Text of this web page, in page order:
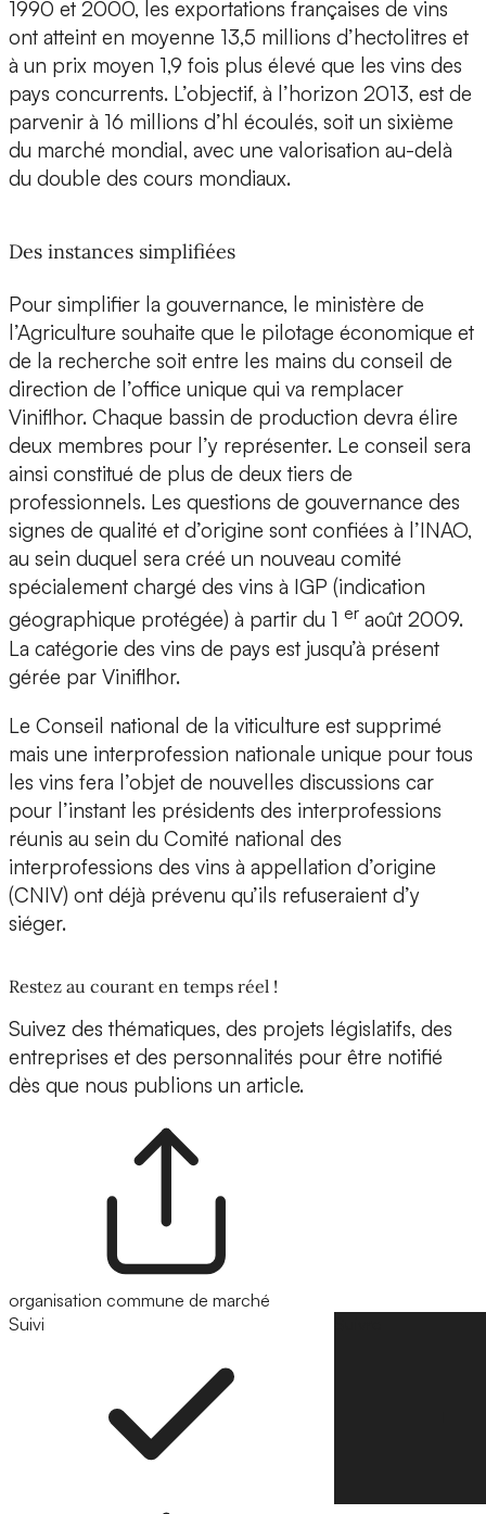
1990 et 2000, les exportations françaises de vins
ont atteint en moyenne 13,5 millions d’hectolitres et
à un prix moyen 1,9 fois plus élevé que les vins des
pays concurrents. L’objectif, à l’horizon 2013, est de
parvenir à 16 millions d’hl écoulés, soit un sixième
du marché mondial, avec une valorisation au-delà
du double des cours mondiaux.
Des instances simplifiées
Pour simplifier la gouvernance, le ministère de
l’Agriculture souhaite que le pilotage économique et
de la recherche soit entre les mains du conseil de
direction de l’office unique qui va remplacer
Viniflhor. Chaque bassin de production devra élire
deux membres pour l’y représenter. Le conseil sera
ainsi constitué de plus de deux tiers de
professionnels. Les questions de gouvernance des
signes de qualité et d’origine sont confiées à l’INAO,
au sein duquel sera créé un nouveau comité
spécialement chargé des vins à IGP (indication
géographique protégée) à partir du 1 er août 2009.
La catégorie des vins de pays est jusqu’à présent
gérée par Viniflhor.
Le Conseil national de la viticulture est supprimé
mais une interprofession nationale unique pour tous
les vins fera l’objet de nouvelles discussions car
pour l’instant les présidents des interprofessions
réunis au sein du Comité national des
interprofessions des vins à appellation d’origine
(CNIV) ont déjà prévenu qu’ils refuseraient d’y
siéger.
Restez au courant en temps réel !
Suivez des thématiques, des projets législatifs, des
entreprises et des personnalités pour être notifié
dès que nous publions un article.
organisation commune de marché
Suivi